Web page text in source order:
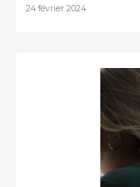
24 février 2024